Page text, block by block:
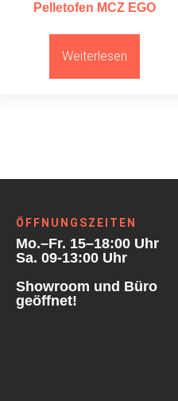
Pelletofen MCZ EGO
Weiterlesen
ÖFFNUNGSZEITEN
Mo.–Fr. 15–18:00 Uhr
Sa. 09-13:00 Uhr
Showroom und Büro
geöffnet!